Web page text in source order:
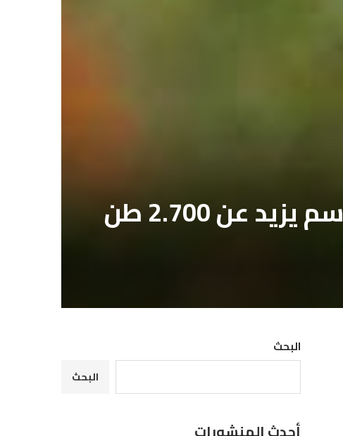
نقيب الفلاحين: متوسط إنتاج الأقماح هذا الموسم يزيد عن 2.700 طن
البحث
البحث